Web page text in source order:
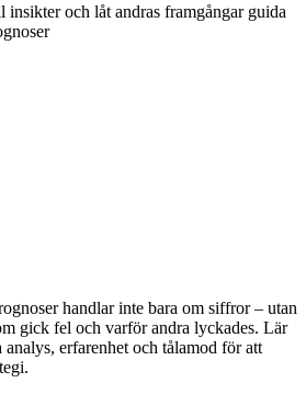
insikter och låt andras framgångar guida
handlar inte bara om siffror – utan
gick fel och varför andra lyckades. Lär
erfarenhet och tålamod för att